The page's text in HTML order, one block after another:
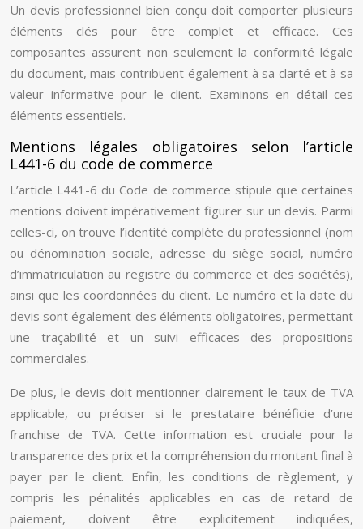
Un devis professionnel bien conçu doit comporter plusieurs
éléments clés pour être complet et efficace. Ces
composantes assurent non seulement la conformité légale
du document, mais contribuent également à sa clarté et à sa
valeur informative pour le client. Examinons en détail ces
éléments essentiels.
Mentions légales obligatoires selon l’article
L441-6 du code de commerce
L’article L441-6 du Code de commerce stipule que certaines
mentions doivent impérativement figurer sur un devis. Parmi
celles-ci, on trouve l’identité complète du professionnel (nom
ou dénomination sociale, adresse du siège social, numéro
d’immatriculation au registre du commerce et des sociétés),
ainsi que les coordonnées du client. Le numéro et la date du
devis sont également des éléments obligatoires, permettant
une traçabilité et un suivi efficaces des propositions
commerciales.
De plus, le devis doit mentionner clairement le taux de TVA
applicable, ou préciser si le prestataire bénéficie d’une
franchise de TVA. Cette information est cruciale pour la
transparence des prix et la compréhension du montant final à
payer par le client. Enfin, les conditions de règlement, y
compris les pénalités applicables en cas de retard de
paiement, doivent être explicitement indiquées,